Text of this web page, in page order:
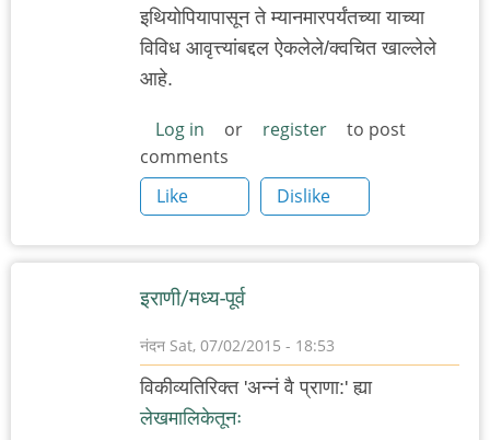
इथियोपियापासून ते म्यानमारपर्यंतच्या याच्या
विविध आवृत्त्यांबद्दल ऐकलेले/क्वचित खाल्लेले
आहे.
Log in or register
to post
comments
Like
Dislike
इराणी/मध्य-पूर्व
नंदन Sat, 07/02/2015 - 18:53
विकीव्यतिरिक्त 'अन्नं वै प्राणा:' ह्या
लेखमालिकेतूनः